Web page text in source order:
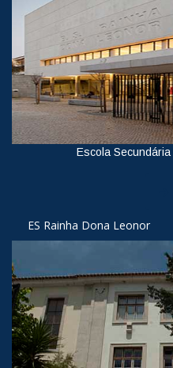
Escola
ES Rainha Dona Leonor